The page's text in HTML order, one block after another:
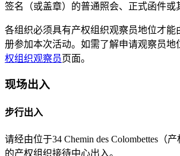
签名（或盖章）的普通照会、正式函件或
各组织必须具有产权组织观察员地位才能
册参加本次活动。如需了解申请观察员地
权组织观察员页面。
现场出入
步行出入
请经由位于34 Chemin des Colombettes（
的产权组织接待中心出入。